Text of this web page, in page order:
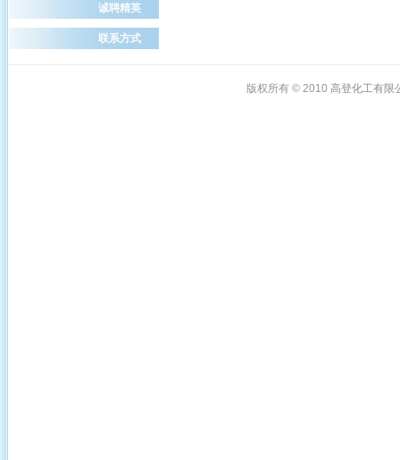
诚聘精英
联系方式
版权所有 © 2010 高登化工有限